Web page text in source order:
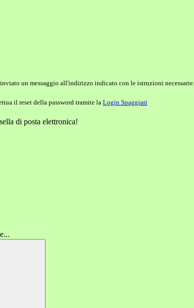
un messaggio all'indirizzo indicato con le istruzioni necessarie.
il reset della password tramite la Login Spaggiari
di posta elettronica!